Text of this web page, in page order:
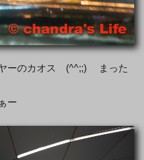
ーのカオス (^^;;) まった
ー